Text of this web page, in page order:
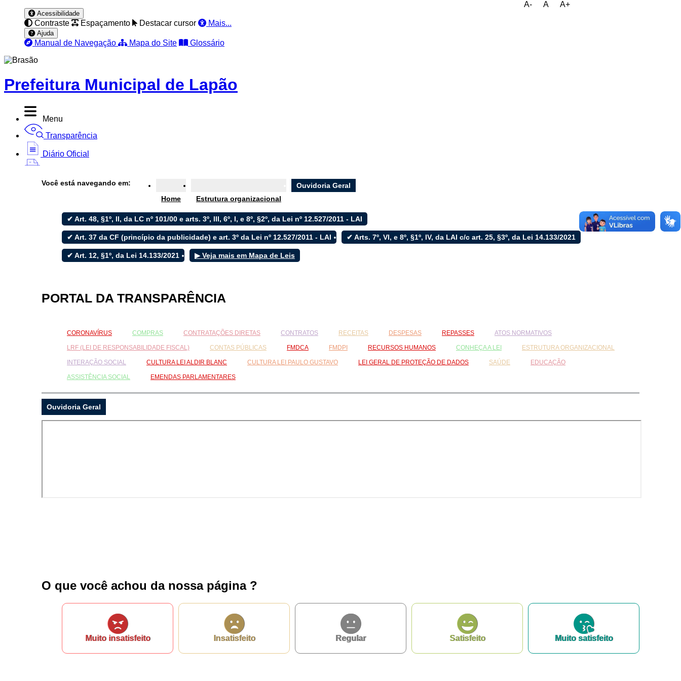
A- A A+
Acessibilidade
Contraste Espaçamento Destacar cursor Mais...
Ajuda
Manual de Navegação Mapa do Site Glossário
Prefeitura Municipal de Lapão
Menu
Transparência
Diário Oficial
Acesso à Informação
Cidadão
Secretarias
Transparência
Áudios
Fale conosco
Ao iniciar um contato, você concorda com a Política de privacidade
Você está navegando em:
Home
Estrutura organizacional
Ouvidoria Geral
✔ Art. 48, §1º, II, da LC nº 101/00 e arts. 3º, III, 6º, I, e 8º, §2º, da Lei nº 12.527/2011 - LAI
✔ Art. 37 da CF (princípio da publicidade) e art. 3º da Lei nº 12.527/2011 - LAI ✔ Arts. 7º, VI, e 8º, §1º, IV, da LAI c/c art. 25, §3º, da Lei 14.133/2021
✔ Art. 12, §1º, da Lei 14.133/2021 ▶ Veja mais em Mapa de Leis
PORTAL DA TRANSPARÊNCIA
CORONAVÍRUS COMPRAS CONTRATAÇÕES DIRETAS CONTRATOS RECEITAS DESPESAS REPASSES ATOS NORMATIVOS
LRF (LEI DE RESPONSABILIDADE FISCAL) CONTAS PÚBLICAS FMDCA FMDPI RECURSOS HUMANOS CONHEÇA A LEI ESTRUTURA ORGANIZACIONAL
INTERAÇÃO SOCIAL CULTURA LEI ALDIR BLANC CULTURA LEI PAULO GUSTAVO LEI GERAL DE PROTEÇÃO DE DADOS SAÚDE EDUCAÇÃO
ASSISTÊNCIA SOCIAL EMENDAS PARLAMENTARES
Ouvidoria Geral
O que você achou da nossa página ?
Muito insatisfeito Insatisfeito Regular Satisfeito Muito satisfeito